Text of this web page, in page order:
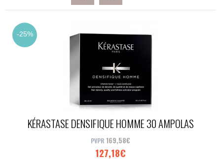
-25%
KÉRASTASE DENSIFIQUE HOMME 30 AMPOLAS
169,58€
127,18€